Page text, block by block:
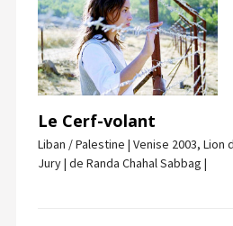
Le Cerf-volant
Liban / Palestine | Venise 2003, Lion
Jury | de Randa Chahal Sabbag |